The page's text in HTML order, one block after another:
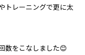
トレーニングで更に太
数をこなしました😊